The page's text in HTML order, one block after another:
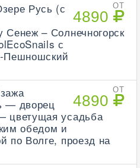
ОТ
4890
Русь (с
Сенеж – Солнечногорск
с
Пешношский
ОТ
4890
— дворец
цветущая усадьба
обедом и
по Волге, проезд на